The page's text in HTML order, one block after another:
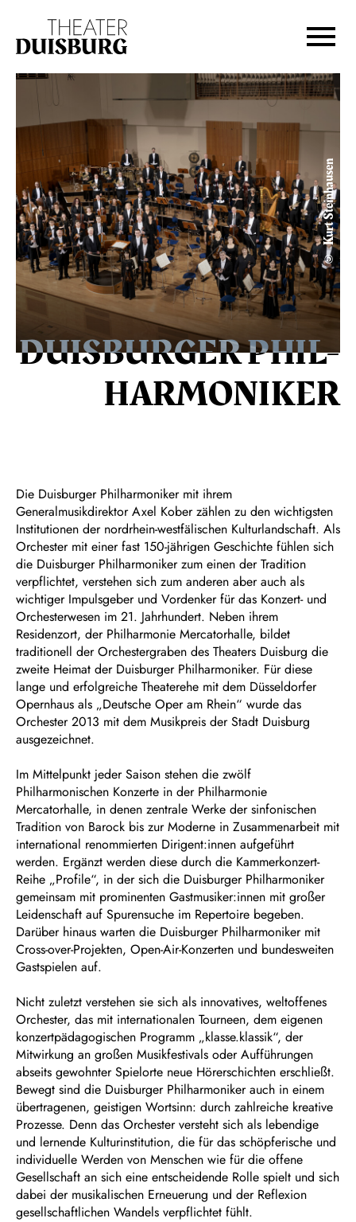
Zur Hauptnavigation springen
Zum Footer springen
© Kurt Steinhausen
DUIS­BURGER PHIL­
HARMON­IKER
Die Duisburger Philharmoniker mit ihrem
Generalmusikdirektor Axel Kober zählen zu den wichtigsten
Institutionen der nordrhein-westfälischen Kulturlandschaft. Als
Orchester mit einer fast 150-jährigen Geschichte fühlen sich
die Duisburger Philharmoniker zum einen der Tradition
verpflichtet, verstehen sich zum anderen aber auch als
wichtiger Impulsgeber und Vordenker für das Konzert- und
Orchesterwesen im 21. Jahrhundert. Neben ihrem
Residenzort, der Philharmonie Mercatorhalle, bildet
traditionell der Orchestergraben des Theaters Duisburg die
zweite Heimat der Duisburger Philharmoniker. Für diese
lange und erfolgreiche Theaterehe mit dem Düsseldorfer
Opernhaus als „Deutsche Oper am Rhein“ wurde das
Orchester 2013 mit dem Musikpreis der Stadt Duisburg
ausgezeichnet.
Im Mittelpunkt jeder Saison stehen die zwölf
Philharmonischen Konzerte in der Philharmonie
Mercatorhalle, in denen zentrale Werke der sinfonischen
Tradition von Barock bis zur Moderne in Zusammenarbeit mit
international renommierten Dirigent:innen aufgeführt
werden. Ergänzt werden diese durch die Kammerkonzert-
Reihe „Profile“, in der sich die Duisburger Philharmoniker
gemeinsam mit prominenten Gastmusiker:innen mit großer
Leidenschaft auf Spurensuche im Repertoire begeben.
Darüber hinaus warten die Duisburger Philharmoniker mit
Cross-over-Projekten, Open-Air-Konzerten und bundesweiten
Gastspielen auf.
Nicht zuletzt verstehen sie sich als innovatives, weltoffenes
Orchester, das mit internationalen Tourneen, dem eigenen
konzertpädagogischen Programm „klasse.klassik“, der
Mitwirkung an großen Musikfestivals oder Aufführungen
abseits gewohnter Spielorte neue Hörerschichten erschließt.
Bewegt sind die Duisburger Philharmoniker auch in einem
übertragenen, geistigen Wortsinn: durch zahlreiche kreative
Prozesse. Denn das Orchester versteht sich als lebendige
und lernende Kulturinstitution, die für das schöpferische und
individuelle Werden von Menschen wie für die offene
Gesellschaft an sich eine entscheidende Rolle spielt und sich
dabei der musikalischen Erneuerung und der Reflexion
gesellschaftlichen Wandels verpflichtet fühlt.